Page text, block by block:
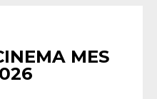
MES